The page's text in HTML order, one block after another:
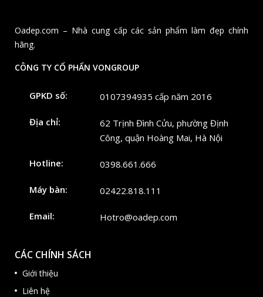
Oadep.com – Nhà cung cấp các sản phẩm làm đẹp chính
hãng.
CÔNG TY CỔ PHẨN VONGROUP
GPKD số: 0107394935 cấp năm 2016
Địa chỉ:
62 Trịnh Đình Cửu, phường Định
Công, quận Hoàng Mai, Hà Nội
Hotline: 0398.661.666
Máy bàn: 02422.818.111
Email: Hotro@oadep.com
CÁC CHÍNH SÁCH
Giới thiệu
Liên hệ